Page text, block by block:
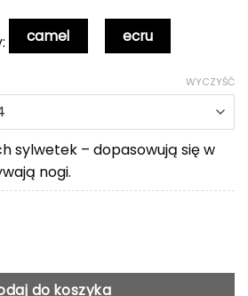
camel ecru
WYCZYŚĆ
sylwetek – dopasowują się w
nogi.
Solare
do koszyka